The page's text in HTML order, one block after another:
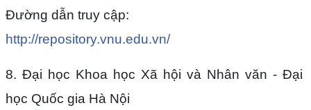
Đường dẫn truy cập:
http://repository.vnu.edu.vn/
8. Đại học Khoa học Xã hội và Nhân văn - Đại
học Quốc gia Hà Nội